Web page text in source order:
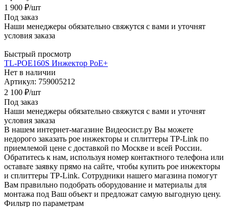
1 900 ₽/шт
Под заказ
Наши менеджеры обязательно свяжутся с вами и уточнят
условия заказа
Быстрый просмотр
TL-POE160S Инжектор PoE+
Нет в наличии
Артикул: 759005212
2 100 ₽/шт
Под заказ
Наши менеджеры обязательно свяжутся с вами и уточнят
условия заказа
В нашем интернет-магазине Видеосист.ру Вы можете
недорого заказать poe инжекторы и сплиттеры TP-Link по
приемлемой цене с доставкой по Москве и всей России.
Обратитесь к нам, используя номер контактного телефона или
оставьте заявку прямо на сайте, чтобы купить poe инжекторы
и сплиттеры TP-Link. Сотрудники нашего магазина помогут
Вам правильно подобрать оборудование и материалы для
монтажа под Ваш объект и предложат самую выгодную цену.
Фильтр по параметрам